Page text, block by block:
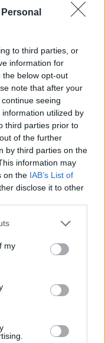
to third parties, or
information for
the below opt-out
note that after your
seeing
utilized by
third parties prior to
of the further
by third parties on the
information may
on the IAB’s List of
disclose it to other
my
for Spain|Esim
for Greece|